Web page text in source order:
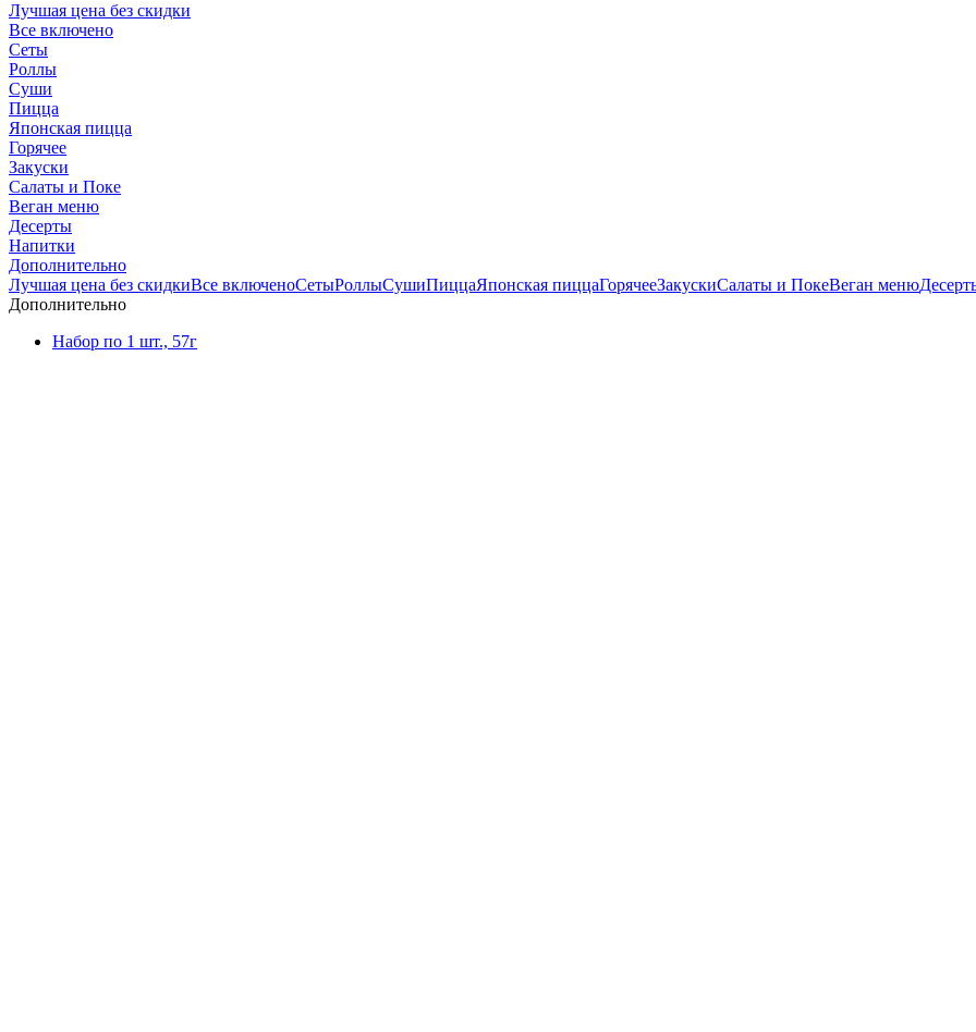
Лучшая цена без скидки
Все включено
Сеты
Роллы
Суши
Пицца
Японская пицца
Горячее
Закуски
Салаты и Поке
Веган меню
Десерты
Напитки
Дополнительно
Лучшая цена без скидкиВсе включеноСетыРоллыСушиПиццаЯпонская пиццаГорячееЗакускиСалаты и ПокеВеган меню
Дополнительно
Набор по 1 шт., 57г